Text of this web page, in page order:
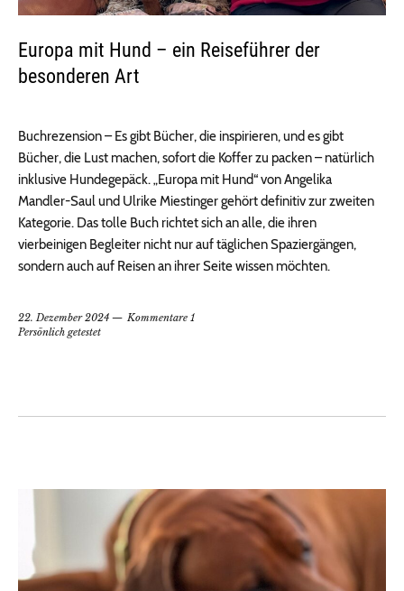
Europa mit Hund – ein Reiseführer der
besonderen Art
Buchrezension – Es gibt Bücher, die inspirieren, und es gibt
Bücher, die Lust machen, sofort die Koffer zu packen – natürlich
inklusive Hundegepäck. „Europa mit Hund“ von Angelika
Mandler-Saul und Ulrike Miestinger gehört definitiv zur zweiten
Kategorie. Das tolle Buch richtet sich an alle, die ihren
vierbeinigen Begleiter nicht nur auf täglichen Spaziergängen,
sondern auch auf Reisen an ihrer Seite wissen möchten.
22. Dezember 2024
Kommentare 1
Persönlich getestet